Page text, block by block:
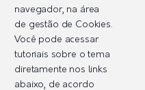
navegador, na área
de gestão de Cookies.
Você pode acessar
tutoriais sobre o tema
diretamente nos links
abaixo, de acordo